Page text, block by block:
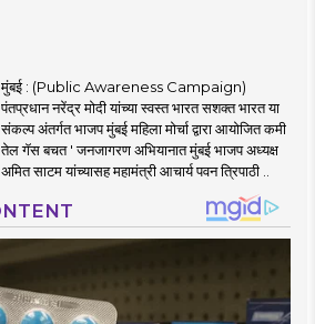
मुंबई : (Public Awareness Campaign)
पंतप्रधान नरेंद्र मोदी यांच्या स्वस्त भारत सशक्त भारत या
संकल्प अंतर्गत भाजप मुंबई महिला मोर्चा द्वारा आयोजित कमी
तेल गॅस बचत ' जनजागरण अभियानात मुंबई भाजप अध्यक्ष
अमित साटम यांच्यासह महामंत्री आचार्य पवन त्रिपाठी ..